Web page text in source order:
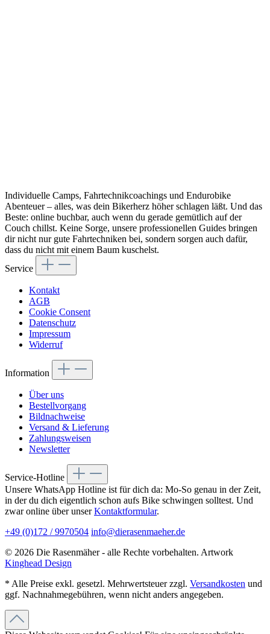
Individuelle Camps, Fahrtechnikcoachings und Endurobike
Abenteuer – alles, was dein Bikerherz höher schlagen läßt. Und das
Beste: online buchbar, auch wenn du gerade gemütlich auf der
Couch chillst. Keine Sorge, unsere professionellen Guides bringen
dir nicht nur gute Fahrtechniken bei, sondern sorgen auch dafür,
dass du nicht mit einem Baum kuschelst.
Service
Kontakt
AGB
Cookie Consent
Datenschutz
Impressum
Widerruf
Information
Über uns
Bestellvorgang
Bildnachweise
Versand & Lieferung
Zahlungsweisen
Newsletter
Service-Hotline
Unsere WhatsApp Hotline ist für dich da: Mo-So genau in der Zeit,
in der du dich eigentlich schon aufs Bike schwingen solltest. Und
zwar online über unserKontaktformular.
+49 (0)172 / 9970504 info@dierasenmaeher.de
© 2026 Die Rasenmäher - alle Rechte vorbehalten. Artwork
Kinghead Design
* Alle Preise exkl. gesetzl. Mehrwertsteuer zzgl. Versandkosten und
ggf. Nachnahmegebühren, wenn nicht anders angegeben.